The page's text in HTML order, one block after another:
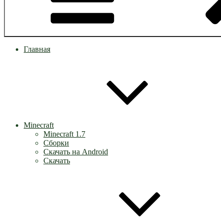
Главная
Minecraft
Minecraft 1.7
Сборки
Скачать на Android
Скачать